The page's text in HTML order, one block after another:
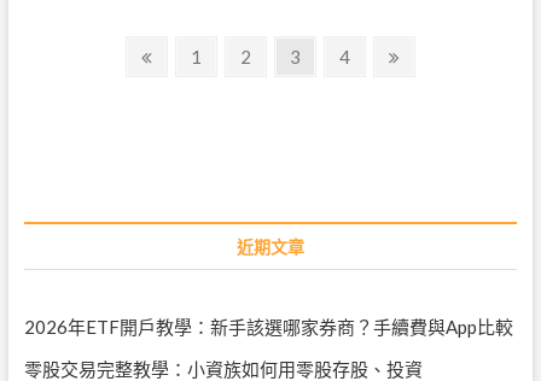
Previous
Page
1 Page
2 Page
3 Page
4
Next
近期文章
2026年ETF開戶教學：新手該選哪家券商？手續費與App比較
零股交易完整教學：小資族如何用零股存股、投資